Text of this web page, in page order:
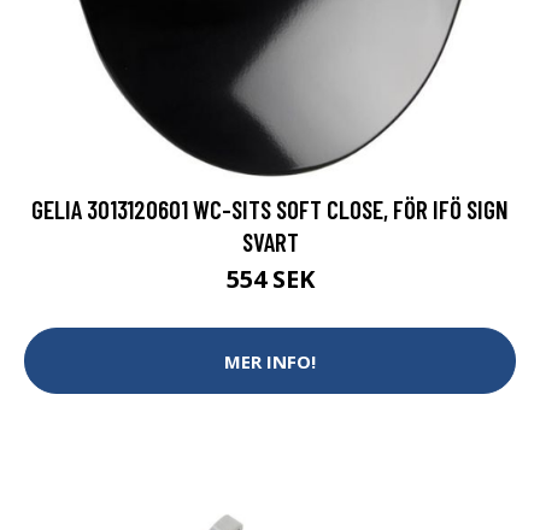
GELIA 3013120601 WC-SITS SOFT CLOSE, FÖR IFÖ SIGN
SVART
554 SEK
MER INFO!